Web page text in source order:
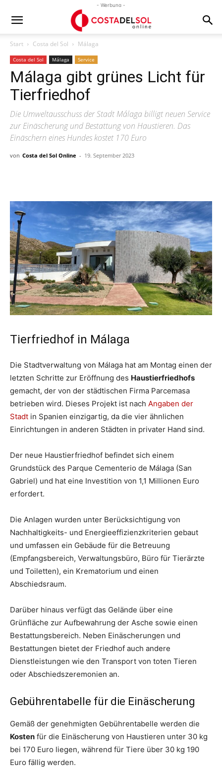
- Werbung -
Start Costa del Sol Málaga
Costa del Sol Málaga Service
Málaga gibt grünes Licht für
Tierfriedhof
Die Umweltausschuss der Stadt Málaga billigt neuen Service
zur Einäscherung und Bestattung von Haustieren. Das
Einäschern eines Hundes kostet 170 Euro
von Costa del Sol Online - 19. September 2023
Tierfriedhof in Málaga
Die Stadtverwaltung von Málaga hat am Montag einen der
letzten Schritte zur Eröffnung des Haustierfriedhofs
gemacht, der von der städtischen Firma Parcemasa
betrieben wird. Dieses Projekt ist nach Angaben der
Stadt in Spanien einzigartig, da die vier ähnlichen
Einrichtungen in anderen Städten in privater Hand sind.
Der neue Haustierfriedhof befindet sich einem
Grundstück des Parque Cementerio de Málaga (San
Gabriel) und hat eine Investition von 1,1 Millionen Euro
erfordert.
Die Anlagen wurden unter Berücksichtigung von
Nachhaltigkeits- und Energieeffizienzkriterien gebaut
und umfassen ein Gebäude für die Betreuung
(Empfangsbereich, Verwaltungsbüro, Büro für Tierärzte
und Toiletten), ein Krematorium und einen
Abschiedsraum.
Darüber hinaus verfügt das Gelände über eine
Grünfläche zur Aufbewahrung der Asche sowie einen
Bestattungsbereich. Neben Einäscherungen und
Bestattungen bietet der Friedhof auch andere
Dienstleistungen wie den Transport von toten Tieren
oder Abschiedszeremonien an.
Gebührentabelle für die Einäscherung
Gemäß der genehmigten Gebührentabelle werden die
Kosten für die Einäscherung von Haustieren unter 30 kg
bei 170 Euro liegen, während für Tiere über 30 kg 190
Euro fällig werden.